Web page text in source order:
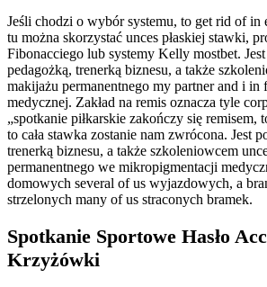
Jeśli chodzi o wybór systemu, to get rid of in
tu można skorzystać unces płaskiej stawki,
Fibonacciego lub systemy Kelly mostbet.
pedagożką, trenerką biznesu, a także
makijażu permanentnego my partner and i in
medycznej. Zakład na remis oznacza tyle
„spotkanie piłkarskie zakończy się remisem,
to cała stawka zostanie nam zwrócona. Jest
trenerką biznesu, a także szkoleniowcem
permanentnego we mikropigmentacji
domowych several of us wyjazdowych, a
strzelonych many of us straconych bramek.
Spotkanie Sportowe Hasło
Krzyżówki